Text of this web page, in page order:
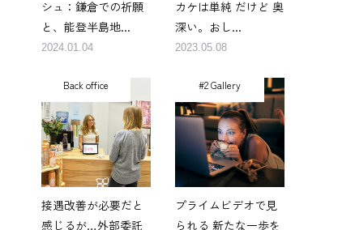
シュ：鎌倉での祈願
と、能登半島地...
2024.01.04
カケは単純 だけど 奥
深い。おし...
2023.05.08
Back office
接遇改善が必要だと
感じるが…外部委託
#2 Gallery
プライムビデオで見
られる 新たな一歩を